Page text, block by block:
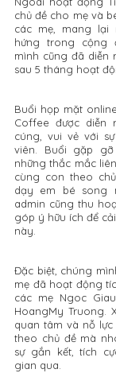
chủ đề cho mẹ và
các mẹ, mang lại
hứng trong cộng
mình cũng đã diễn
sau 5 tháng hoạt
Buổi họp mặt
Coffee được
cúng, vui vẻ với
viên. Buổi gặp
những thắc mắc
cùng con theo
dạy em bé song
admin cũng thu
góp ý hữu ích để
này.
Đặc biệt, chúng
mẹ đã hoạt động
các mẹ Ngoc
HoangMy Truong.
quan tâm và nỗ
theo chủ đề mà
sự gắn kết, tích
gian qua.